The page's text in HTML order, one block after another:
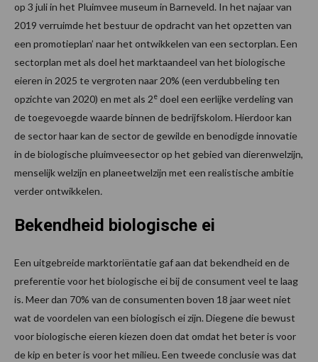
op 3 juli in het Pluimvee museum in Barneveld. In het najaar van
2019 verruimde het bestuur de opdracht van het opzetten van
een promotieplan’ naar het ontwikkelen van een sectorplan. Een
sectorplan met als doel het marktaandeel van het biologische
eieren in 2025 te vergroten naar 20% (een verdubbeling ten
opzichte van 2020) en met als 2e doel een eerlijke verdeling van
de toegevoegde waarde binnen de bedrijfskolom. Hierdoor kan
de sector haar kan de sector de gewilde en benodigde innovatie
in de biologische pluimveesector op het gebied van dierenwelzijn,
menselijk welzijn en planeetwelzijn met een realistische ambitie
verder ontwikkelen.
Bekendheid biologische ei
Een uitgebreide marktoriëntatie gaf aan dat bekendheid en de
preferentie voor het biologische ei bij de consument veel te laag
is. Meer dan 70% van de consumenten boven 18 jaar weet niet
wat de voordelen van een biologisch ei zijn. Diegene die bewust
voor biologische eieren kiezen doen dat omdat het beter is voor
de kip en beter is voor het milieu. Een tweede conclusie was dat